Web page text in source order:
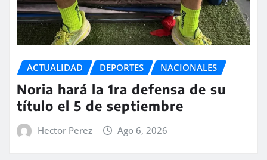
ACTUALIDAD DEPORTES NACIONALES
Noria hará la 1ra defensa de su
título el 5 de septiembre
Hector Perez Ago 6, 2026